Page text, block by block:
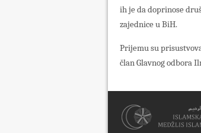
ih je da doprinose
zajednice u BiH.
Prijemu su
član Glavnog odbora